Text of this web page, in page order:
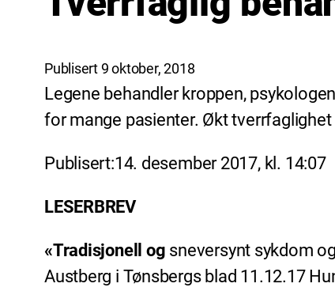
Publisert 9 oktober, 2018
Legene behandler kroppen,
for mange pasienter. Økt
Publisert:14. desember 2017, kl. 14:07
LESERBREV
«Tradisjonell og sneversynt sykdom
Austberg i Tønsbergs blad 11.12.17